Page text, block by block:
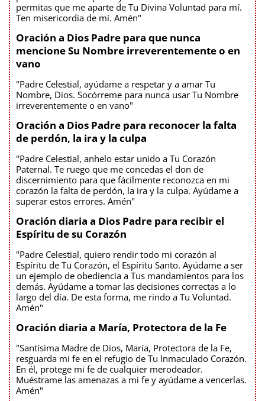
permitas que me aparte de Tu Divina Voluntad para mí.
Ten misericordia de mí. Amén"
Oración a Dios Padre para que nunca
mencione Su Nombre irreverentemente o en
vano
"Padre Celestial, ayúdame a respetar y a amar Tu
Nombre, Dios. Socórreme para nunca usar Tu Nombre
irreverentemente o en vano"
Oración a Dios Padre para reconocer la falta
de perdón, la ira y la culpa
"Padre Celestial, anhelo estar unido a Tu Corazón
Paternal. Te ruego que me concedas el don de
discernimiento para que fácilmente reconozca en mi
corazón la falta de perdón, la ira y la culpa. Ayúdame a
superar estos errores. Amén"
Oración diaria a Dios Padre para recibir el
Espíritu de su Corazón
"Padre Celestial, quiero rendir todo mi corazón al
Espíritu de Tu Corazón, el Espíritu Santo. Ayúdame a ser
un ejemplo de obediencia a Tus mandamientos para los
demás. Ayúdame a tomar las decisiones correctas a lo
largo del día. De esta forma, me rindo a Tu Voluntad.
Amén"
Oración diaria a María, Protectora de la Fe
"Santísima Madre de Dios, María, Protectora de la Fe,
resguarda mi fe en el refugio de Tu Inmaculado Corazón.
En él, protege mi fe de cualquier merodeador.
Muéstrame las amenazas a mi fe y ayúdame a vencerlas.
Amén"